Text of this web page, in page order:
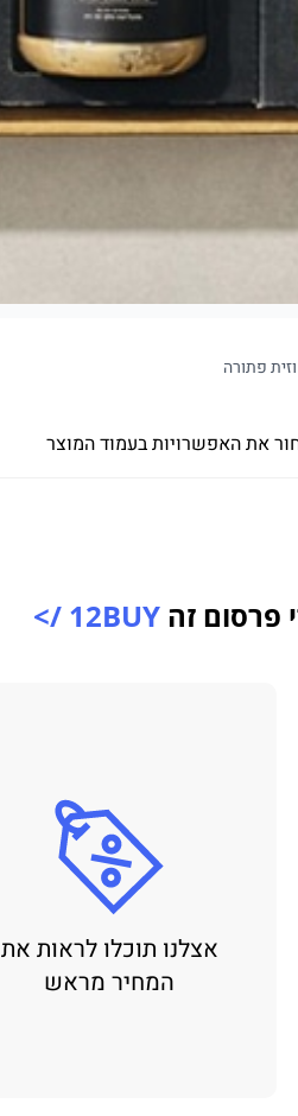
פתורה
את האפשרויות בעמוד המוצר
פרסום זה 12BUY />
אצלנו תוכלו לראות את
המחיר מראש